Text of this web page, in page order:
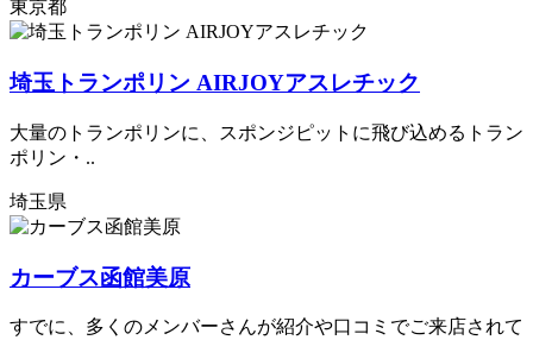
東京都
埼玉トランポリン AIRJOYアスレチック
大量のトランポリンに、スポンジピットに飛び込めるトラン
ポリン・..
埼玉県
カーブス函館美原
すでに、多くのメンバーさんが紹介や口コミでご来店されて